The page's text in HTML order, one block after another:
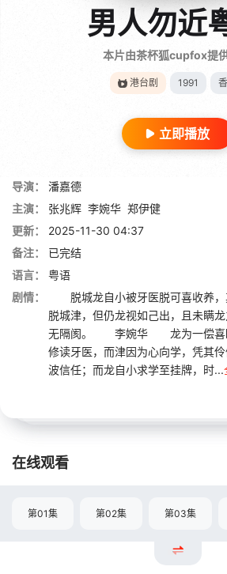
男人勿近
本片由茶杯狐cupfox提
港台剧 1991
立即播放
导演：
潘嘉德
主演：
张兆辉 李婉华 郑伊健
更新：
2025-11-30 04:37
备注：
已完结
语言：
粤语
剧情：
脱城龙自小被牙医脱可喜收养，
脱城津，但仍龙视如己出，且未瞒
无隔阂。 李婉华 龙为一偿喜盼
修读牙医，而津因为心向学，凭其
波信任；而龙自小求学至挂牌，时...
在线观看
第01集 第02集 第03集